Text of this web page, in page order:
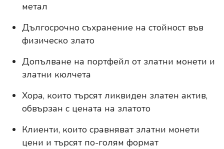
метал
Дългосрочно съхранение на стойност във
физическо злато
Допълване на портфейл от златни монети и
златни кюлчета
Хора, които търсят ликвиден златен актив,
обвързан с цената на златото
Клиенти, които сравняват златни монети
цени и търсят по-голям формат